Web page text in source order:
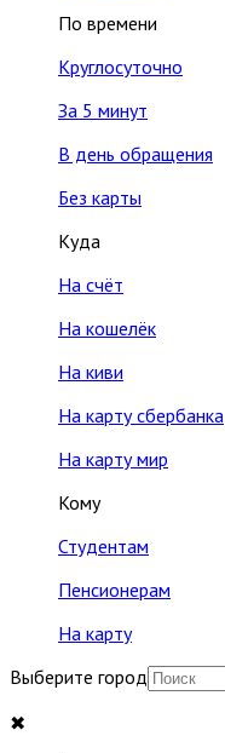
По времени
Круглосуточно
За 5 минут
В день обращения
Без карты
Куда
На счёт
На кошелёк
На киви
На карту сбербанка
На карту мир
Кому
Студентам
Пенсионерам
На карту
Выберите город
✖